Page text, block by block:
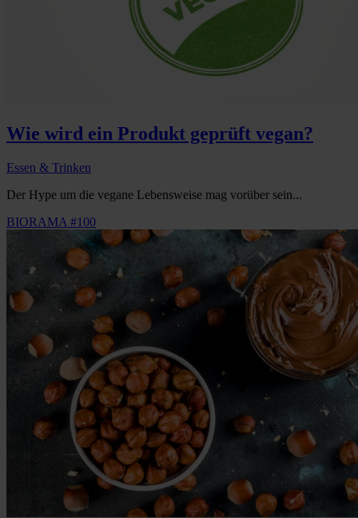
Wie wird ein Produkt geprüft vegan?
Essen & Trinken
Der Hype um die vegane Lebensweise mag vorüber sein...
BIORAMA #100